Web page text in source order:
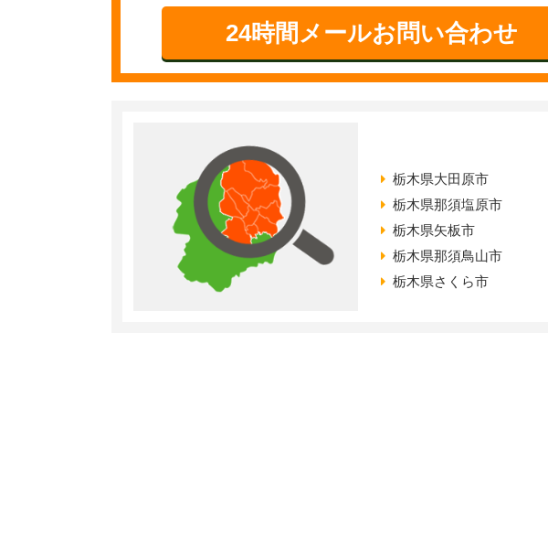
24時間メールお問い合わせ
栃木県大田原市
栃木県那須塩原市
栃木県矢板市
栃木県那須鳥山市
栃木県さくら市